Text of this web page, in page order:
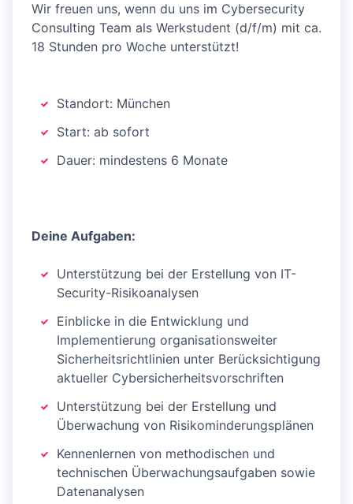
Wir freuen uns, wenn du uns im Cybersecurity
Consulting Team als Werkstudent (d/f/m) mit ca.
18 Stunden pro Woche unterstützt!
Standort: München
Start: ab sofort
Dauer: mindestens 6 Monate
Deine Aufgaben:
Unterstützung bei der Erstellung von IT-
Security-Risikoanalysen
Einblicke in die Entwicklung und
Implementierung organisationsweiter
Sicherheitsrichtlinien unter Berücksichtigung
aktueller Cybersicherheitsvorschriften
Unterstützung bei der Erstellung und
Überwachung von Risikominderungsplänen
Kennenlernen von methodischen und
technischen Überwachungsaufgaben sowie
Datenanalysen